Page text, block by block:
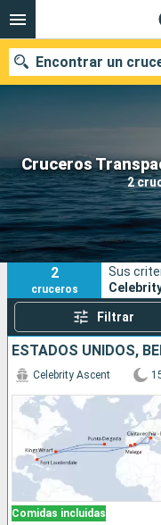
Cruceros
2
Encontrar un
Nuestros destinos
Fecha de salida
Puertos
2
cruceros
Sus
Filtrar
Comidas incluidas
Celebrity Ascent